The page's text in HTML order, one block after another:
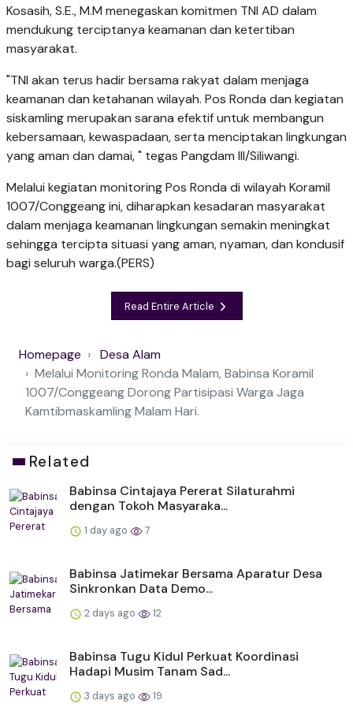
Kosasih, S.E., M.M menegaskan komitmen TNI AD dalam
mendukung terciptanya keamanan dan ketertiban
masyarakat.
"TNI akan terus hadir bersama rakyat dalam menjaga
keamanan dan ketahanan wilayah. Pos Ronda dan kegiatan
siskamling merupakan sarana efektif untuk membangun
kebersamaan, kewaspadaan, serta menciptakan lingkungan
yang aman dan damai, " tegas Pangdam III/Siliwangi.
Melalui kegiatan monitoring Pos Ronda di wilayah Koramil
1007/Conggeang ini, diharapkan kesadaran masyarakat
dalam menjaga keamanan lingkungan semakin meningkat
sehingga tercipta situasi yang aman, nyaman, dan kondusif
bagi seluruh warga.(PERS)
Read Entire Article
Homepage
Desa Alam
Melalui Monitoring Ronda Malam, Babinsa Koramil
1007/Conggeang Dorong Partisipasi Warga Jaga
Kamtibmaskamling Malam Hari.
Related
Babinsa Cintajaya Pererat Silaturahmi
dengan Tokoh Masyaraka...
1 day ago 7
Babinsa Jatimekar Bersama Aparatur Desa
Sinkronkan Data Demo...
2 days ago 12
Babinsa Tugu Kidul Perkuat Koordinasi
Hadapi Musim Tanam Sad...
3 days ago 19